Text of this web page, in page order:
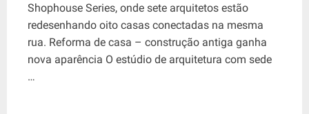
Shophouse Series, onde sete arquitetos estão
redesenhando oito casas conectadas na mesma
rua. Reforma de casa – construção antiga ganha
nova aparência O estúdio de arquitetura com sede
…